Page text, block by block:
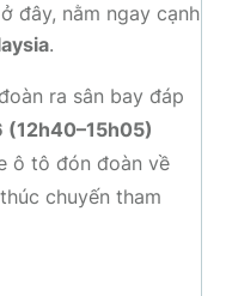
đây, nằm ngay cạnh
.
ra sân bay đáp
(12h40–15h05)
ô tô đón đoàn về
chuyến tham